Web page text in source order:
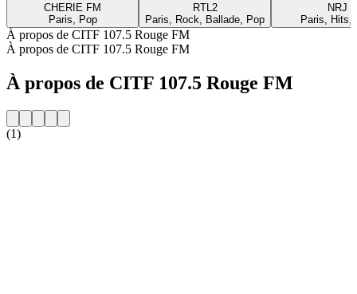
CHERIE FM
Paris, Pop
RTL2
Paris, Rock, Ballade, Pop
NRJ
Paris, Hits,
À propos de CITF 107.5 Rouge FM
À propos de CITF 107.5 Rouge FM
À propos de CITF 107.5 Rouge FM
(1)